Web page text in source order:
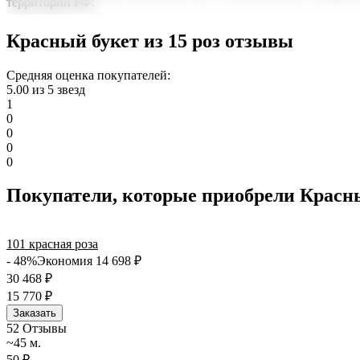
точность до минуты. Выбирайте, где купить и сколько стоит
Красный букет из 15 роз отзывы
Средняя оценка покупателей:
5.00 из 5 звезд
1
0
0
0
0
Покупатели, которые приобрели
101 красная роза
- 48%Экономия 14 698 ₽
30 468 ₽
15 770 ₽
Заказать
52 Отзывы
~45 м.